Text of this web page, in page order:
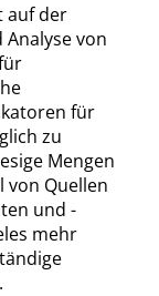
auf der
von
für
zu
Mengen
von Quellen
und -
mehr